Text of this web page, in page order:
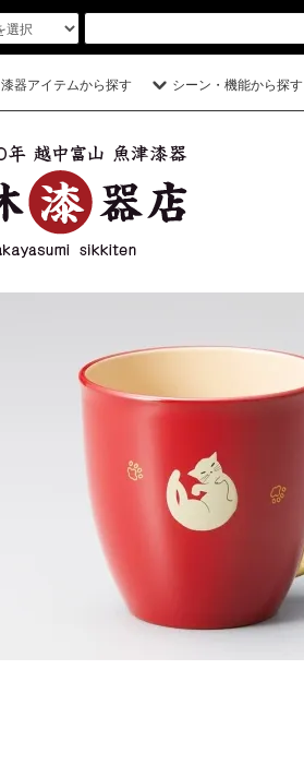
漆器アイテムから探す シーン・機能から探す